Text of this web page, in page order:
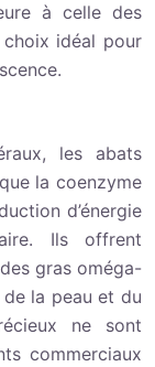
à celle des
idéal pour
les abats
la coenzyme
d’énergie
Ils offrent
gras oméga-
la peau et du
ne sont
commerciaux